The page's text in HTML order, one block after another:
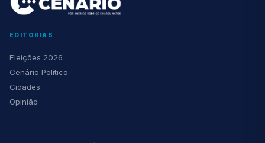
EDITORIAS
Eleições 2026
Cenário Político
Cidades
Opinião